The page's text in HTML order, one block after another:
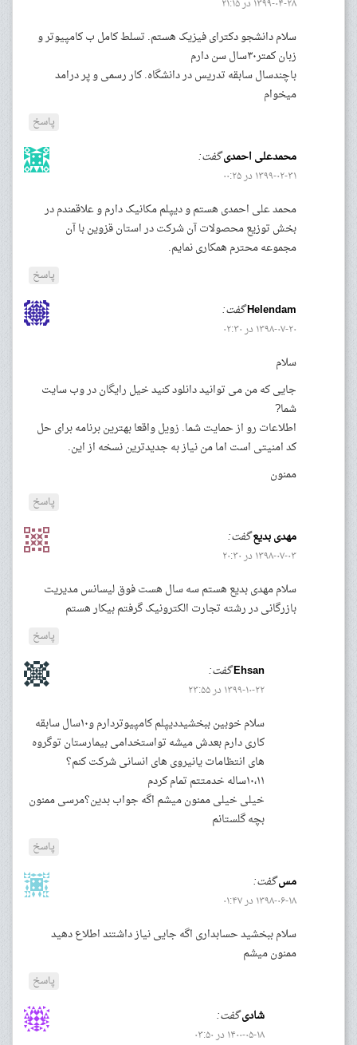
۱۳۹۹-۰۴-۲۸ در ۲۱:۱۵
سلام دانشجو دکترای فیزیک هستم. تسلط کامل ب کامپیوتر و
زبان کمتر۳۰سال سن دارم
باچندسال سابقه تدریس در دانشگاه. کار رسمی و پر درامد
میخوام
پاسخ
محمدعلی احمدیگفت:
۱۳۹۹-۰۲-۳۱ در ۰۰:۲۵
محمد علی احمدی هستم و دیپلم مکانیک دارم و علاقمندم در
بخش توزیع محصولات آن شرکت در استان قزوین با آن
مجموعه محترم همکاری نمایم.
پاسخ
Helendamگفت:
۱۳۹۸-۰۷-۲۰ در ۰۲:۳۰
سلام
جایی که من می توانید دانلود کنید خیل رایگان در وب سایت
شما?
اطلاعات رو از حمایت شما. زویل واقعا بهترین برنامه برای حل
کد امنیتی است اما من نیاز به جدیدترین نسخه از این.
ممنون
پاسخ
مهدی بدیعگفت:
۱۳۹۸-۰۷-۰۳ در ۲۰:۳۰
سلام مهدی بدیع هستم سه سال هست فوق لیسانس مدیریت
بازرگانی در رشته تجارت الکترونیک گرفتم بیکار هستم
پاسخ
Ehsanگفت:
۱۳۹۹-۱۰-۲۲ در ۲۳:۵۵
سلام خوبین ببخشیددیپلم کامپیوتردارم و۱۰سال سابقه
کاری دارم بعدش میشه تواستخدامی بیمارستان توگروه
های انتظامات یانیروی های انسانی شرکت کنم؟
۱۰،۱۱ساله خدمتتم تمام کردم
خیلی خیلی ممنون میشم اگه جواب بدین؟مرسی ممنون
بچه گلستانم
پاسخ
مسگفت:
۱۳۹۸-۰۶-۱۸ در ۰۱:۴۷
سلام ببخشید حسابداری اگه جایی نیاز داشتند اطلاع دهید
ممنون میشم
پاسخ
شادیگفت:
۱۴۰۰-۰۵-۱۸ در ۰۳:۵۰